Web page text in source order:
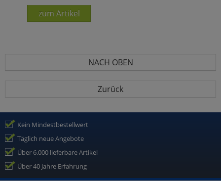
zum Artikel
NACH OBEN
Zurück
Kein Mindestbestellwert
Täglich neue Angebote
Über 6.000 lieferbare Artikel
Über 40 Jahre Erfahrung